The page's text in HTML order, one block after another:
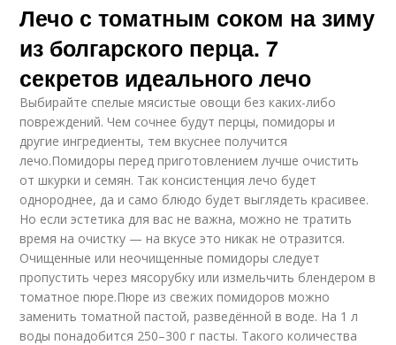
Лечо с томатным соком на зиму
из болгарского перца. 7
секретов идеального лечо
Выбирайте спелые мясистые овощи без каких-либо
повреждений. Чем сочнее будут перцы, помидоры и
другие ингредиенты, тем вкуснее получится
лечо.Помидоры перед приготовлением лучше очистить
от шкурки и семян. Так консистенция лечо будет
однороднее, да и само блюдо будет выглядеть красивее.
Но если эстетика для вас не важна, можно не тратить
время на очистку — на вкусе это никак не отразится.
Очищенные или неочищенные помидоры следует
пропустить через мясорубку или измельчить блендером в
томатное пюре.Пюре из свежих помидоров можно
заменить томатной пастой, разведённой в воде. На 1 л
воды понадобится 250–300 г пасты. Такого количества